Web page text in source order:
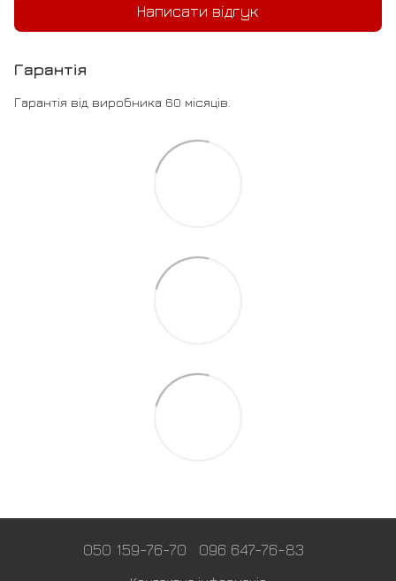
Написати відгук
Гарантія
Гарантія від виробника 60 місяців.
050 159-76-70 096 647-76-83